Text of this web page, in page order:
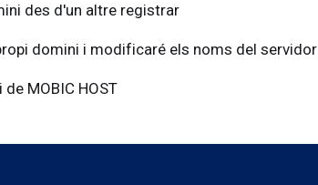
des d'un altre registrar
domini i modificaré els noms del servidor
MOBIC HOST